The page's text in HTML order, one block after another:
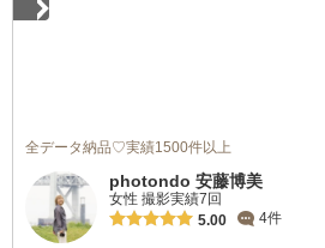
全データ納品♡実績1500件以上
photondo 安藤博美
女性 撮影実績7回
5.00
4件